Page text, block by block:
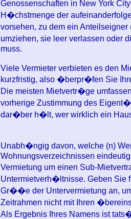
Genossenschaften in New York
H�chstmenge der
vorsehen, zu dem ein
umziehen, sie leer verlassen oder
muss.
Viele Vermieter verbieten es den
kurzfristig, also �berpr�fen Sie
Die meisten Mietvertr�ge
vorherige Zustimmung des
dar�ber h�lt, wer wirklich ein
Unabh�ngig davon, welche (n)
Wohnungsverzeichnissen
Vermietung um einen Sub-
Untermietverh�ltnisse. Geben
Gr��e der Untervermietung an,
Zeitrahmen nicht mit Ihren
Als Ergebnis Ihres Namens ist